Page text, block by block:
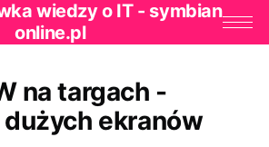
wiedzy o IT - symbian
online.pl
na targach -
ekranów